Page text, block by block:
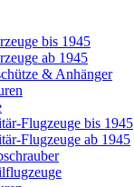
bis 1945
ab 1945
& Anhänger
Flugzeuge bis 1945
Flugzeuge ab 1945